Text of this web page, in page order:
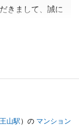
きまして、誠に
初めての方が多
るよう、メリッ
お気軽にお声が
山駅）の マンション